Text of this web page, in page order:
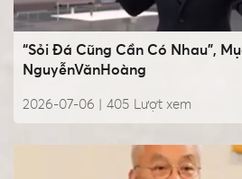
“Sỏi Đá Cũng Cần Có Nhau”,
NguyễnVănHoàng
2026-07-06 | Lượt xem
405